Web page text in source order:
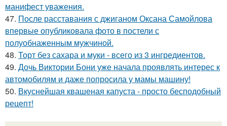
манифест уважения.
47. После расставания с джиганом Оксана Самойлова
впервые опубликовала фото в постели с
полуобнаженным мужчиной.
48. Торт без сахара и муки - всего из 3 ингредиентов.
49. Дочь Виктории Бони уже начала проявлять интерес к
автомобилям и даже попросила у мамы машину!
50. Вкуснейшая квашеная капуста - просто бесподобный
рецепт!